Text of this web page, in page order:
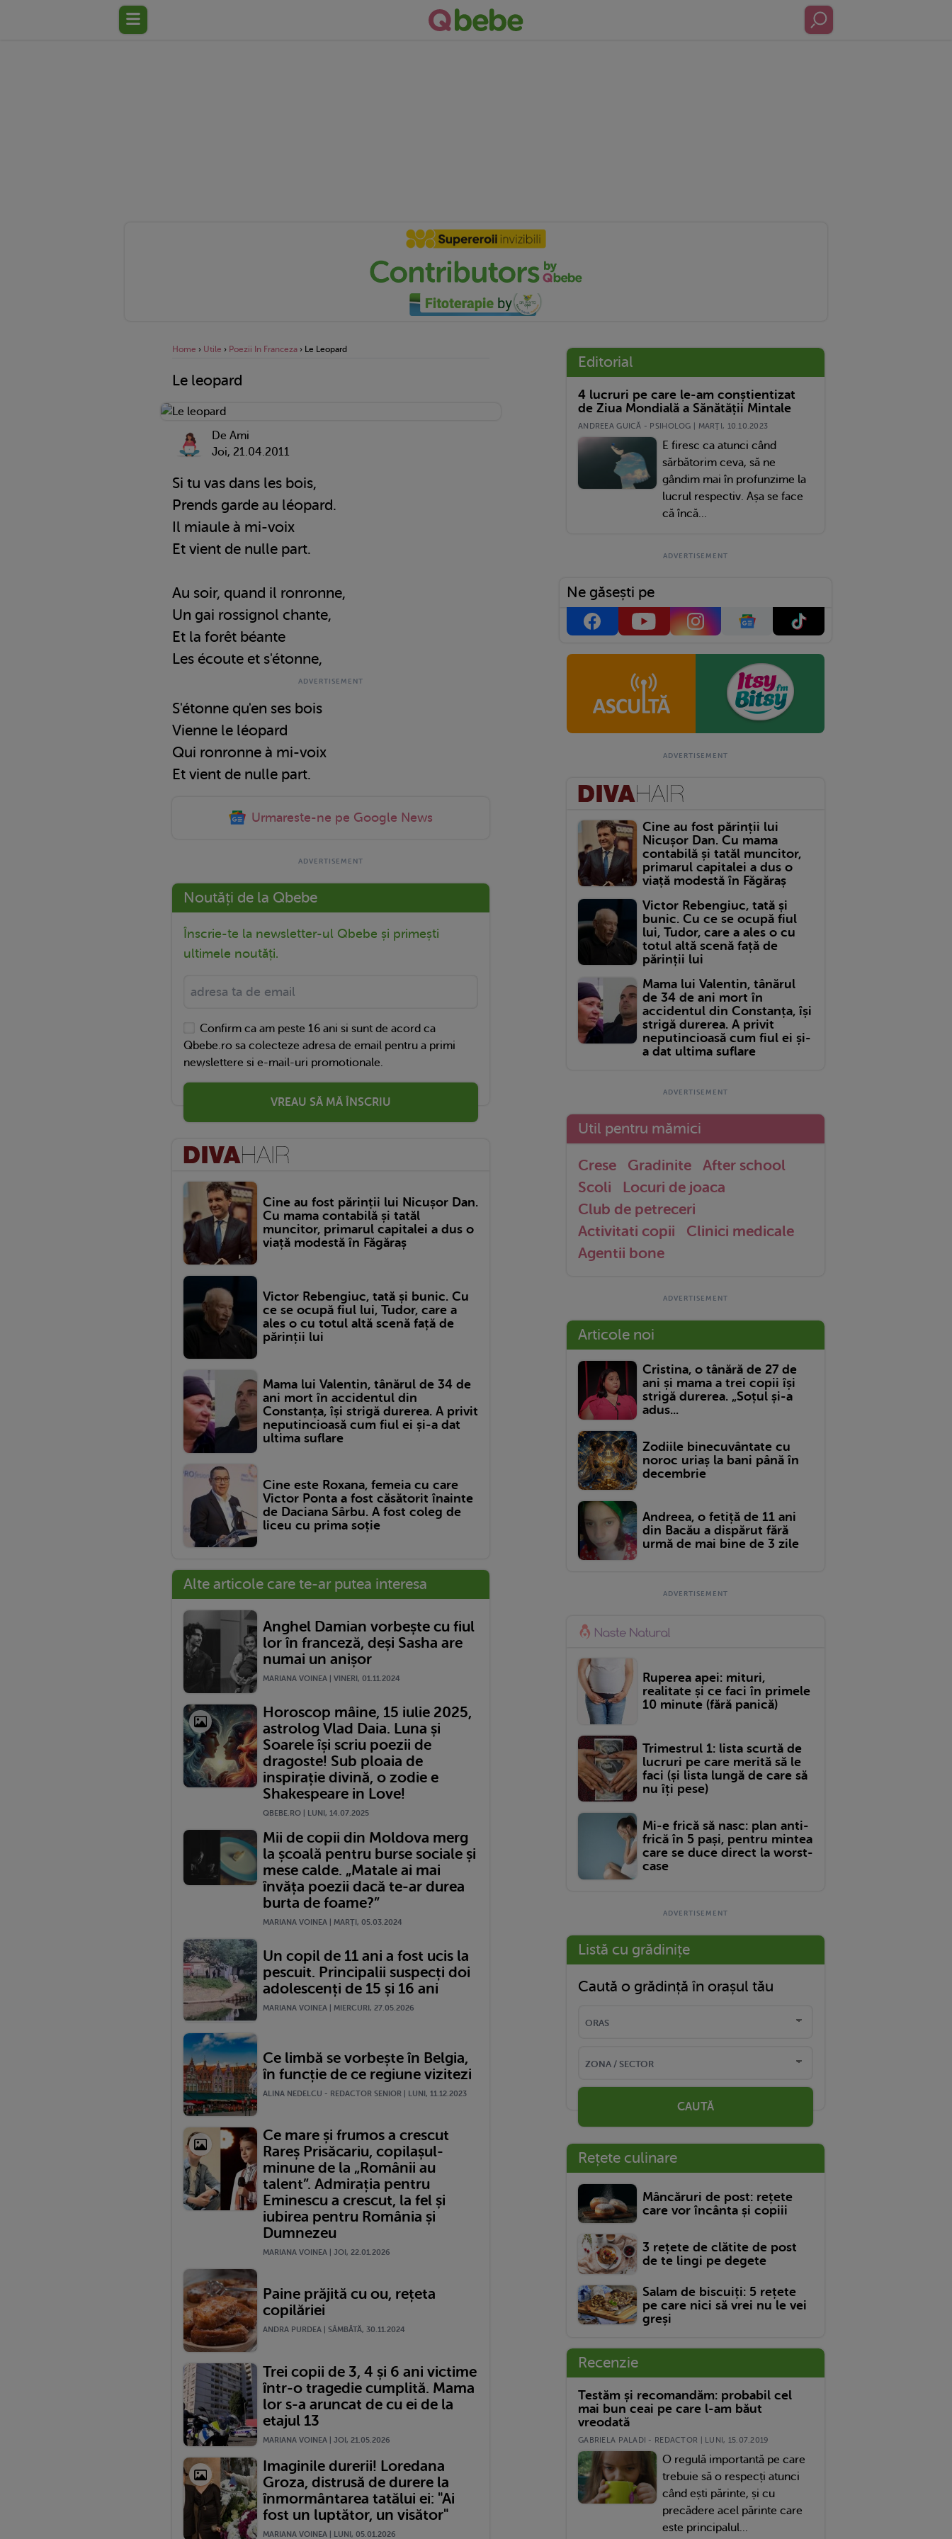
Home › Utile › Poezii In Franceza › Le Leopard
Le leopard
De Ami
Joi, 21.04.2011
Si tu vas dans les bois,
Prends garde au léopard.
Il miaule à mi-voix
Et vient de nulle part.
Au soir, quand il ronronne,
Un gai rossignol chante,
Et la forêt béante
Les écoute et s'étonne,
S'étonne qu'en ses bois
Vienne le léopard
Qui ronronne à mi-voix
Et vient de nulle part.
Urmareste-ne pe Google News
Noutăți de la Qbebe
Înscrie-te la newsletter-ul Qbebe și primești
ultimele noutăți.
Confirm ca am peste 16 ani si sunt de acord ca
Qbebe.ro sa colecteze adresa de email pentru a primi
newslettere si e-mail-uri promotionale.
VREAU SĂ MĂ ÎNSCRIU
Cine au fost părinții lui Nicușor Dan.
Cu mama contabilă și tatăl
muncitor, primarul capitalei a dus o
viață modestă în Făgăraș
Victor Rebengiuc, tată și bunic. Cu
ce se ocupă fiul lui, Tudor, care a
ales o cu totul altă scenă față de
părinții lui
Mama lui Valentin, tânărul de 34 de
ani mort în accidentul din
Constanța, își strigă durerea. A privit
neputincioasă cum fiul ei și-a dat
ultima suflare
Cine este Roxana, femeia cu care
Victor Ponta a fost căsătorit înainte
de Daciana Sârbu. A fost coleg de
liceu cu prima soție
Alte articole care te-ar putea interesa
Anghel Damian vorbește cu fiul
lor în franceză, deși Sasha are
numai un anișor
MARIANA VOINEA | VINERI, 01.11.2024
Horoscop mâine, 15 iulie 2025,
astrolog Vlad Daia. Luna și
Soarele își scriu poezii de
dragoste! Sub ploaia de
inspirație divină, o zodie e
Shakespeare in Love!
QBEBE.RO | LUNI, 14.07.2025
Mii de copii din Moldova merg
la școală pentru burse sociale și
mese calde. „Matale ai mai
învăța poezii dacă te-ar durea
burta de foame?”
MARIANA VOINEA | MARŢI, 05.03.2024
Un copil de 11 ani a fost ucis la
pescuit. Principalii suspecți doi
adolescenți de 15 și 16 ani
MARIANA VOINEA | MIERCURI, 27.05.2026
Ce limbă se vorbește în Belgia,
în funcție de ce regiune vizitezi
ALINA NEDELCU - REDACTOR SENIOR | LUNI, 11.12.2023
Ce mare și frumos a crescut
Rareș Prisăcariu, copilașul-
minune de la „Românii au
talent”. Admirația pentru
Eminescu a crescut, la fel și
iubirea pentru România și
Dumnezeu
MARIANA VOINEA | JOI, 22.01.2026
Paine prăjită cu ou, rețeta
copilăriei
ANDRA PURDEA | SÂMBĂTĂ, 30.11.2024
Trei copii de 3, 4 și 6 ani victime
într-o tragedie cumplită. Mama
lor s-a aruncat de cu ei de la
etajul 13
MARIANA VOINEA | JOI, 21.05.2026
Imaginile durerii! Loredana
Groza, distrusă de durere la
înmormântarea tatălui ei: "Ai
fost un luptător, un visător"
MARIANA VOINEA | LUNI, 05.01.2026
Editorial
4 lucruri pe care le-am conștientizat
de Ziua Mondială a Sănătății Mintale
ANDREEA GUICĂ - PSIHOLOG | MARŢI, 10.10.2023
E firesc ca atunci când
sărbătorim ceva, să ne
gândim mai în profunzime la
lucrul respectiv. Așa se face
că încă...
Ne găsești pe
Cine au fost părinții lui
Nicușor Dan. Cu mama
contabilă și tatăl muncitor,
primarul capitalei a dus o
viață modestă în Făgăraș
Victor Rebengiuc, tată și
bunic. Cu ce se ocupă fiul
lui, Tudor, care a ales o cu
totul altă scenă față de
părinții lui
Mama lui Valentin, tânărul
de 34 de ani mort în
accidentul din Constanța, își
strigă durerea. A privit
neputincioasă cum fiul ei și-
a dat ultima suflare
Util pentru mămici
Crese Gradinite
After school
Scoli
Locuri de joaca
Club de petreceri
Activitati copii
Clinici medicale
Agentii bone
Articole noi
Cristina, o tânără de 27 de
ani și mama a trei copii își
strigă durerea. „Soțul și-a
adus...
Zodiile binecuvântate cu
noroc uriaș la bani până în
decembrie
Andreea, o fetiță de 11 ani
din Bacău a dispărut fără
urmă de mai bine de 3 zile
Ruperea apei: mituri,
realitate și ce faci în primele
10 minute (fără panică)
Trimestrul 1: lista scurtă de
lucruri pe care merită să le
faci (și lista lungă de care să
nu îți pese)
Mi-e frică să nasc: plan anti-
frică în 5 pași, pentru mintea
care se duce direct la worst-
case
Listă cu grădinițe
Caută o grădință în orașul tău
CAUTĂ
Rețete culinare
Mâncăruri de post: rețete
care vor încânta și copiii
3 rețete de clătite de post
de te lingi pe degete
Salam de biscuiți: 5 rețete
pe care nici să vrei nu le vei
greși
Recenzie
Testăm și recomandăm: probabil cel
mai bun ceai pe care l-am băut
vreodată
GABRIELA PALADI - REDACTOR | LUNI, 15.07.2019
O regulă importantă pe care
trebuie să o respecți atunci
când ești părinte, și cu
precădere acel părinte care
este principalul...